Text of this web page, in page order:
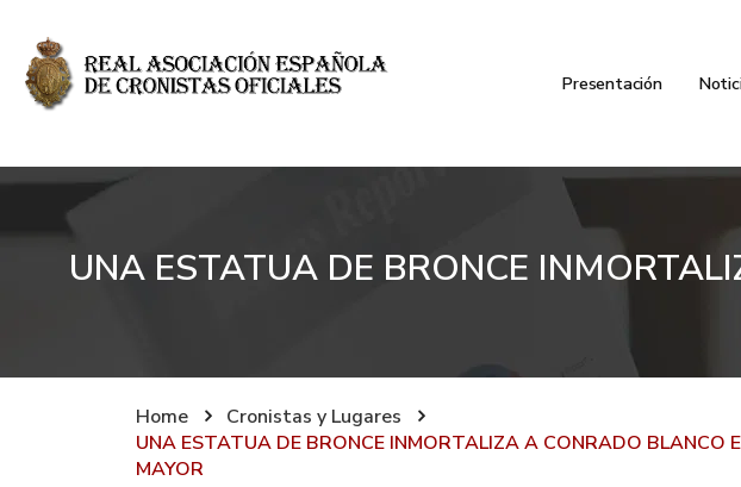
Presentación
UNA ESTATUA DE BRONCE
Home
Cronistas y Lugares
UNA ESTATUA DE BRONCE INMORTALIZA A CONRADO BLANCO
MAYOR